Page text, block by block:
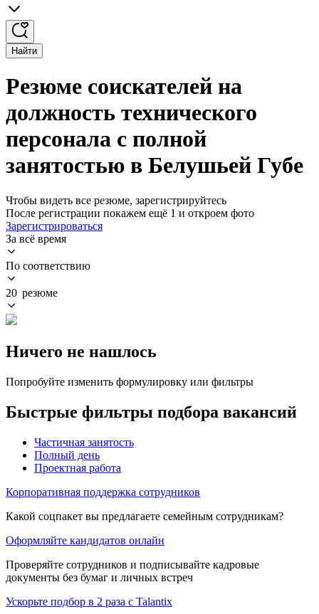
Найти
Резюме соискателей на
должность технического
персонала с полной
занятостью в Белушьей Губе
Чтобы видеть все резюме, зарегистрируйтесь
После регистрации покажем ещё 1 и откроем фото
Зарегистрироваться
За всё время
По соответствию
20 резюме
Ничего не нашлось
Попробуйте изменить формулировку или фильтры
Быстрые фильтры подбора вакансий
Частичная занятость
Полный день
Проектная работа
Корпоративная поддержка сотрудников
Какой соцпакет вы предлагаете семейным сотрудникам?
Оформляйте кандидатов онлайн
Проверяйте сотрудников и подписывайте кадровые
документы без бумаг и личных встреч
Ускорьте подбор в 2 раза с Talantix